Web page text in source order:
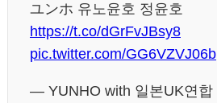
ユンホ 유노윤호 정윤호
https://t.co/dGrFvJBsy8
pic.twitter.com/GG6VZVJ06b
— YUNHO with 일본UK연합